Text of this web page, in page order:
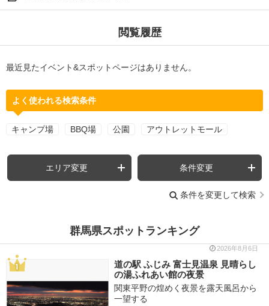
閲覧履歴
最近見たイベント&スポットページはありません。
よく使われる検索条件
キャンプ場 BBQ場 公園 アウトレットモール
エリア変更 条件変更
条件を変更して検索
群馬県スポットランキング
2026年8月6日
道の駅 ふじみ 富士見温泉 見晴らし
の湯ふれあい館の夜景
関東平野の煌めく夜景を露天風呂から
一望する